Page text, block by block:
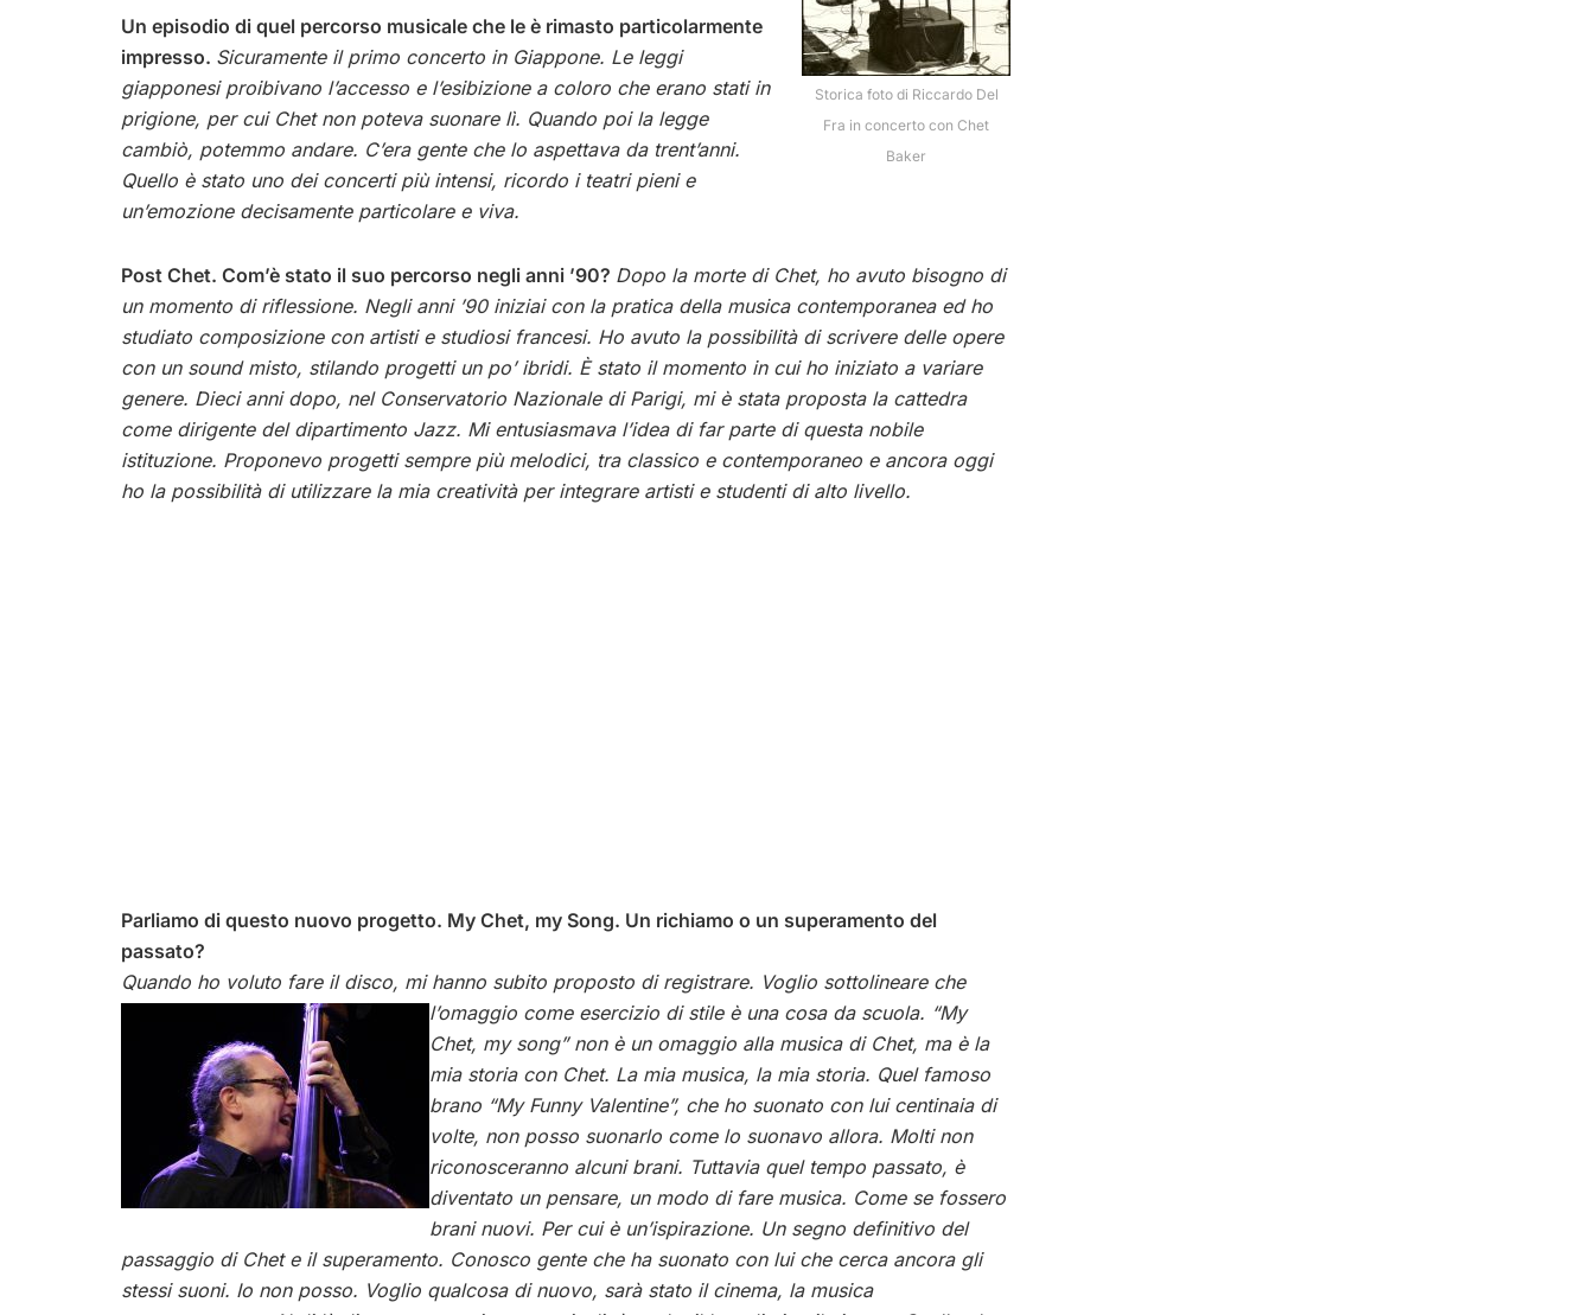
Storica foto di Riccardo Del
Fra in concerto con Chet
Baker
Un episodio di quel percorso musicale che le è rimasto particolarmente
impresso. Sicuramente il primo concerto in Giappone. Le leggi
giapponesi proibivano l’accesso e l’esibizione a coloro che erano stati in
prigione, per cui Chet non poteva suonare lì. Quando poi la legge
cambiò, potemmo andare. C’era gente che lo aspettava da trent’anni.
Quello è stato uno dei concerti più intensi, ricordo i teatri pieni e
un’emozione decisamente particolare e viva.
Post Chet. Com’è stato il suo percorso negli anni ’90? Dopo la morte di Chet, ho avuto bisogno di
un momento di riflessione. Negli anni ’90 iniziai con la pratica della musica contemporanea ed ho
studiato composizione con artisti e studiosi francesi. Ho avuto la possibilità di scrivere delle opere
con un sound misto, stilando progetti un po’ ibridi. È stato il momento in cui ho iniziato a variare
genere. Dieci anni dopo, nel Conservatorio Nazionale di Parigi, mi è stata proposta la cattedra
come dirigente del dipartimento Jazz. Mi entusiasmava l’idea di far parte di questa nobile
istituzione. Proponevo progetti sempre più melodici, tra classico e contemporaneo e ancora oggi
ho la possibilità di utilizzare la mia creatività per integrare artisti e studenti di alto livello.
Parliamo di questo nuovo progetto. My Chet, my Song. Un richiamo o un superamento del
passato?
Quando ho voluto fare il disco, mi hanno subito proposto di registrare. Voglio sottolineare che
l’omaggio come esercizio di stile è una cosa da scuola. “My
Chet, my song” non è un omaggio alla musica di Chet, ma è la
mia storia con Chet. La mia musica, la mia storia. Quel famoso
brano “My Funny Valentine”, che ho suonato con lui centinaia di
volte, non posso suonarlo come lo suonavo allora. Molti non
riconosceranno alcuni brani. Tuttavia quel tempo passato, è
diventato un pensare, un modo di fare musica. Come se fossero
brani nuovi. Per cui è un’ispirazione. Un segno definitivo del
passaggio di Chet e il superamento. Conosco gente che ha suonato con lui che cerca ancora gli
stessi suoni. Io non posso. Voglio qualcosa di nuovo, sarà stato il cinema, la musica